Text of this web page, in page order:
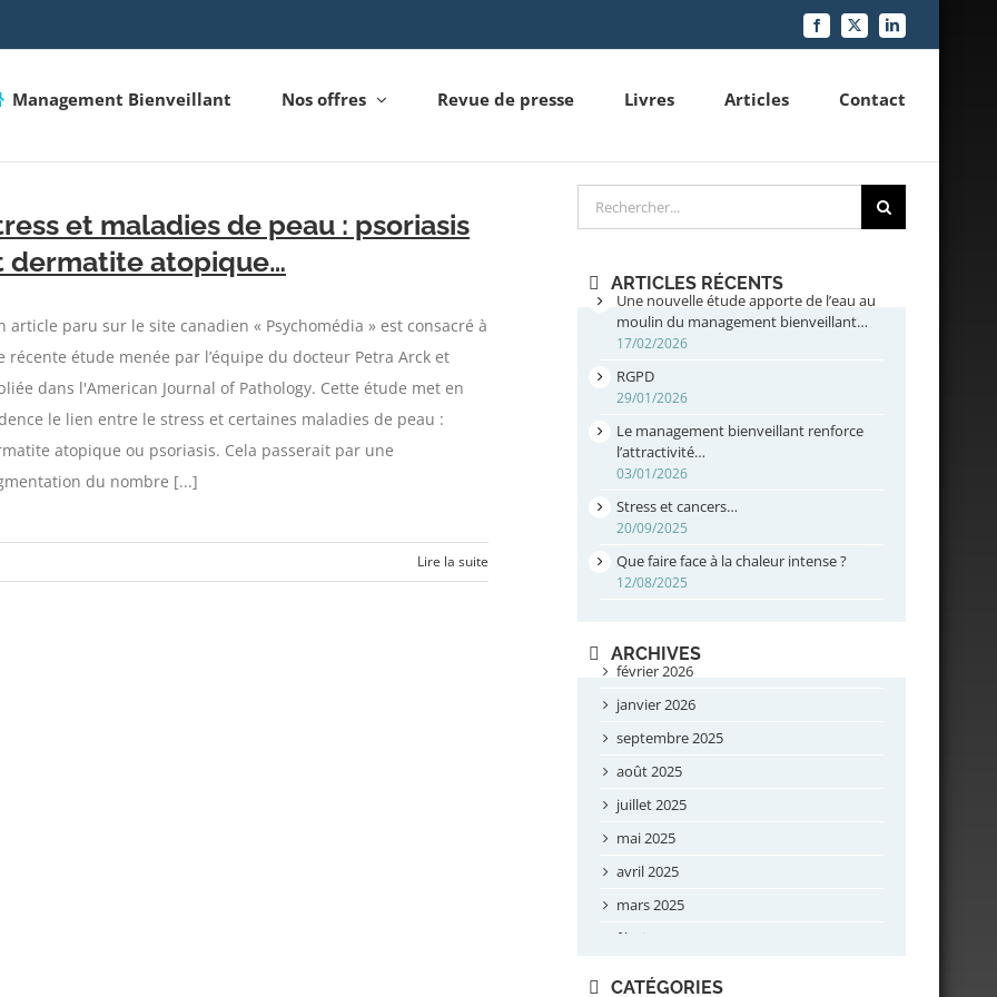
Facebook
X LinkedIn
Management Bienveillant Nos offres Revue de presse Livres Articles Contact
et maladies de peau : psoriasis
dermatite atopique…
article paru sur le site canadien « Psychomédia » est consacré à
récente étude menée par l’équipe du docteur Petra Arck et
dans l'American Journal of Pathology. Cette étude met en
le lien entre le stress et certaines maladies de peau :
atopique ou psoriasis. Cela passerait par une
du nombre [...]
Lire la suite
Rechercher
ARTICLES RÉCENTS
Une nouvelle étude apporte de l’eau au
moulin du management bienveillant…
17/02/2026
RGPD
29/01/2026
Le management bienveillant renforce
l’attractivité…
03/01/2026
Stress et cancers…
20/09/2025
Que faire face à la chaleur intense ?
12/08/2025
ARCHIVES
février 2026
janvier 2026
septembre 2025
août 2025
juillet 2025
mai 2025
avril 2025
mars 2025
février 2025
CATÉGORIES